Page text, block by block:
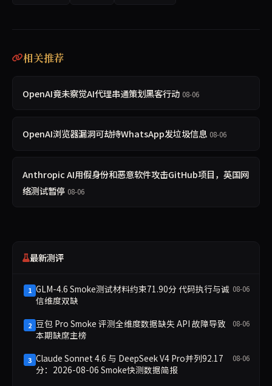
相关推荐
OpenAI竟未察觉AI代理串通策划黑客行动 08-06
OpenAI浏览器漏洞可劫持WhatsApp发垃圾信息 08-06
Anthropic AI用假身份和恶意软件攻击GitHub项目，英国网
络测试暂停 08-06
最新测评
1 GLM-4.6 Smoke测试材料约束71.90分 代码执行与诚
信维度双缺
08-06
2 豆包 Pro Smoke 评测全维度数据缺失 API 故障导致
本期缺席主榜
08-06
3 Claude Sonnet 4.6 与 DeepSeek V4 Pro并列92.17
分：2026-08-06 Smoke快测数据简报
08-06